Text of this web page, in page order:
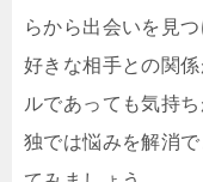
らから出会いを見
好きな相手との関
ルであっても気持
独では悩みを解消